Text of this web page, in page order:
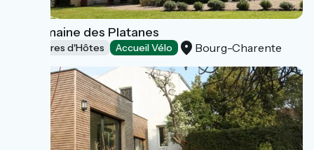
Le Domaine des Platanes
Chambres d'Hôtes Accueil Vélo Bourg-Charente